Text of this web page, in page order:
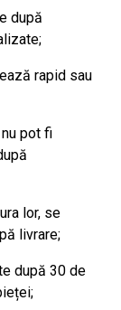
după
rapid sau
pot fi
lor, se
livrare;
după 30 de